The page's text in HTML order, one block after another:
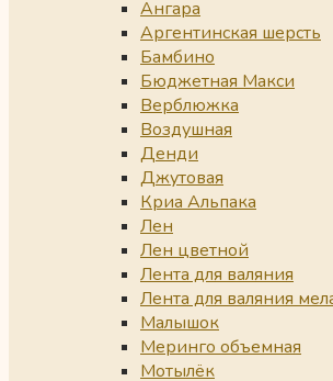
Ангара
Аргентинская шерсть
Бамбино
Бюджетная Макси
Верблюжка
Воздушная
Денди
Джутовая
Криа Альпака
Лен
Лен цветной
Лента для валяния
Лента для валяния
Малышок
Меринго объемная
Мотылёк